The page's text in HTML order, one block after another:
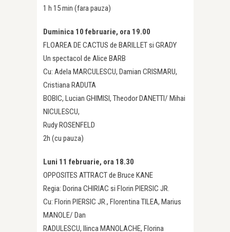
1 h 15 min (fara pauza)
Duminica 10 februarie, ora 19.00
FLOAREA DE CACTUS de BARILLET si GRADY
Un spectacol de Alice BARB
Cu: Adela MARCULESCU, Damian CRISMARU,
Cristiana RADUTA
BOBIC, Lucian GHIMISI, Theodor DANETTI/ Mihai
NICULESCU,
Rudy ROSENFELD
2h (cu pauza)
Luni 11 februarie, ora 18.30
OPPOSITES ATTRACT de Bruce KANE
Regia: Dorina CHIRIAC si Florin PIERSIC JR.
Cu: Florin PIERSIC JR., Florentina TILEA, Marius
MANOLE/ Dan
RADULESCU, Ilinca MANOLACHE, Florina